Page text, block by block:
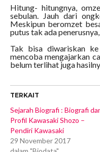
Hitung- hitungnya,
sebulan. Jauh dari
Meskipun beromzet
putus tak ada
Tak bisa diwariskan
mencoba mengajarkan
belum terlihat juga
TERKAIT
Sejarah Biografi : Biografi
Profil Kawasaki Shozo –
Pendiri Kawasaki
29 November 2017